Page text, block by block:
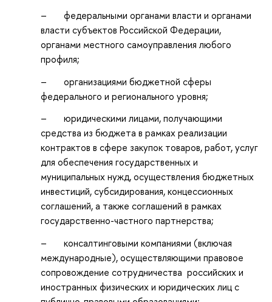
– федеральными органами власти и органами
власти субъектов Российской Федерации,
органами местного самоуправления любого
профиля;
– организациями бюджетной сферы
федерального и регионального уровня;
– юридическими лицами, получающими
средства из бюджета в рамках реализации
контрактов в сфере закупок товаров, работ, услуг
для обеспечения государственных и
муниципальных нужд, осуществления бюджетных
инвестиций, субсидирования, концессионных
соглашений, а также соглашений в рамках
государственно-частного партнерства;
– консалтинговыми компаниями (включая
международные), осуществляющими правовое
сопровождение сотрудничества российских и
иностранных физических и юридических лиц с